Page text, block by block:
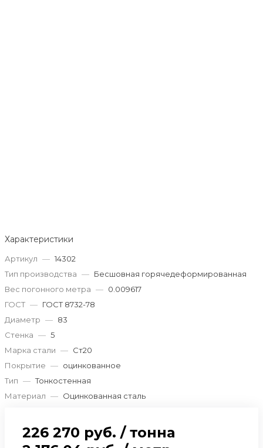
Характеристики
Артикул — 14302
Тип производства — Бесшовная горячедеформированная
Вес погонного метра — 0.009617
ГОСТ — ГОСТ 8732-78
Диаметр — 83
Стенка — 5
Марка стали — Ст20
Покрытие — оцинкованное
Тип — Тонкостенная
Материал — Оцинкованная сталь
226 270 руб. / тонна